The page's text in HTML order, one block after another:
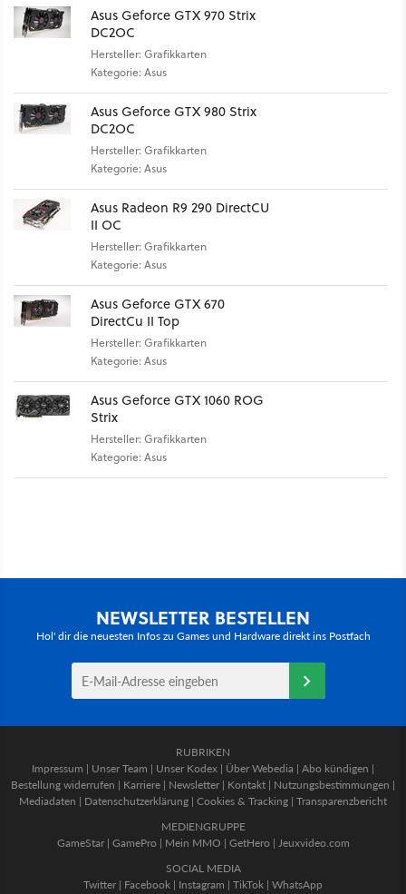
Asus Geforce GTX 970 Strix
DC2OC
Hersteller: Grafikkarten
Kategorie: Asus
Asus Geforce GTX 980 Strix
DC2OC
Hersteller: Grafikkarten
Kategorie: Asus
Asus Radeon R9 290 DirectCU
II OC
Hersteller: Grafikkarten
Kategorie: Asus
Asus Geforce GTX 670
DirectCu II Top
Hersteller: Grafikkarten
Kategorie: Asus
Asus Geforce GTX 1060 ROG
Strix
Hersteller: Grafikkarten
Kategorie: Asus
NEWSLETTER BESTELLEN
Hol' dir die neuesten Infos zu Games und Hardware direkt ins Postfach
RUBRIKEN
Impressum | Unser Team | Unser Kodex | Über Webedia | Abo kündigen |
Bestellung widerrufen | Karriere | Newsletter | Kontakt | Nutzungsbestimmungen |
Mediadaten | Datenschutzerklärung | Cookies & Tracking | Transparenzbericht
MEDIENGRUPPE
GameStar| GamePro | Mein MMO | GetHero | Jeuxvideo.com
SOCIAL MEDIA
Twitter | Facebook | Instagram | TikTok | WhatsApp